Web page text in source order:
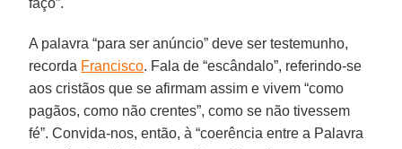
A palavra “para ser anúncio” deve ser testemunho,
recorda Francisco. Fala de “escândalo”, referindo-se
aos cristãos que se afirmam assim e vivem “como
pagãos, como não crentes”, como se não tivessem
fé”. Convida-nos, então, à “coerência entre a Palavra